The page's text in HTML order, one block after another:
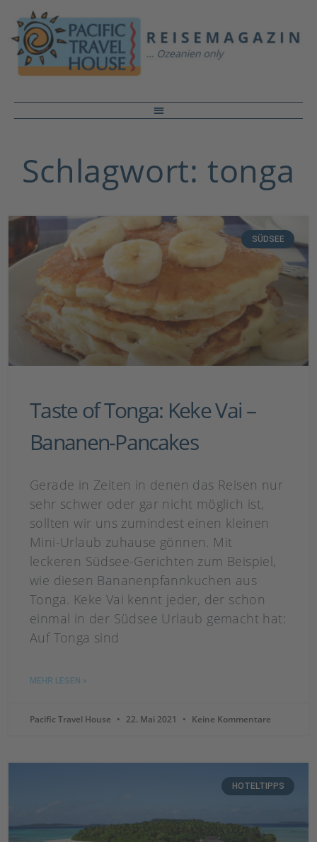
Schlagwort: tonga
SÜDSEE
Taste of Tonga: Keke Vai –
Bananen-Pancakes
Gerade in Zeiten in denen das Reisen nur
sehr schwer oder gar nicht möglich ist,
sollten wir uns zumindest einen kleinen
Mini-Urlaub zuhause gönnen. Mit
leckeren Südsee-Gerichten zum Beispiel,
wie diesen Bananenpfannkuchen aus
Tonga. Keke Vai kennt jeder, der schon
einmal in der Südsee Urlaub gemacht hat:
Auf Tonga sind
MEHR LESEN »
Pacific Travel House 22. Mai 2021 Keine Kommentare
HOTELTIPPS